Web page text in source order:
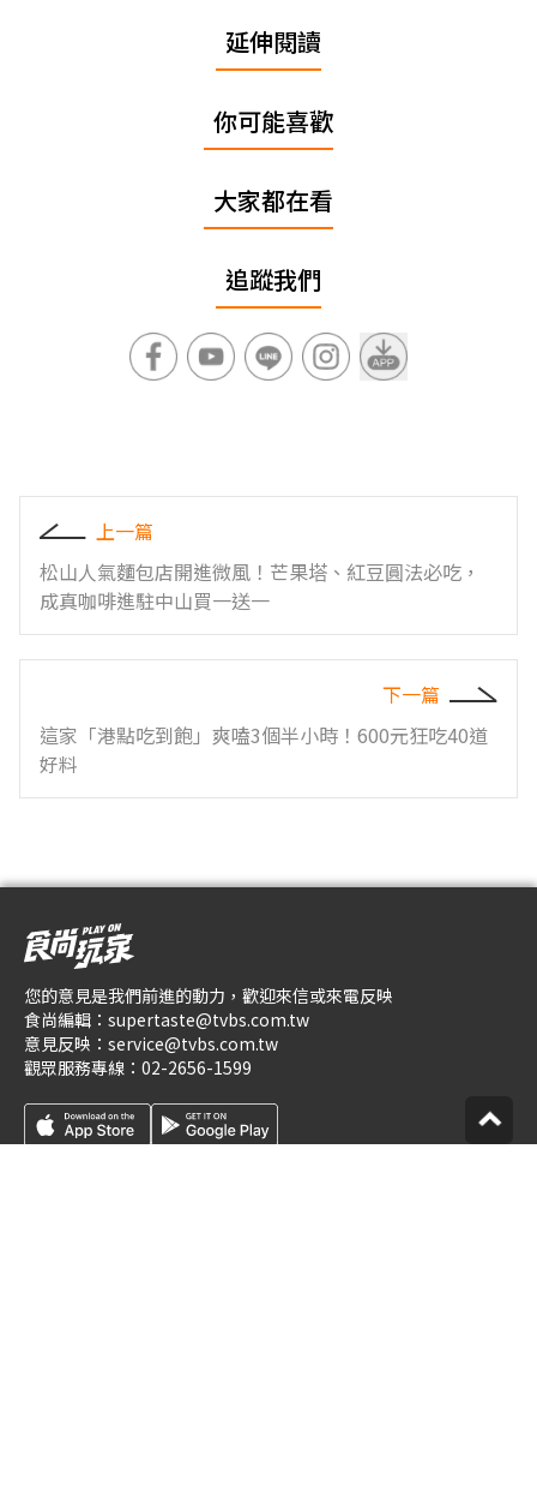
延伸閱讀
你可能喜歡
大家都在看
追蹤我們
上一篇
松山人氣麵包店開進微風！芒果塔、紅豆圓法必吃，
成真咖啡進駐中山買一送一
下一篇
這家「港點吃到飽」爽嗑3個半小時！600元狂吃40道
好料
您的意見是我們前進的動力，歡迎來信或來電反映
食尚編輯： supertaste@tvbs.com.tw
意見反映： service@tvbs.com.tw
觀眾服務專線： 02-2656-1599